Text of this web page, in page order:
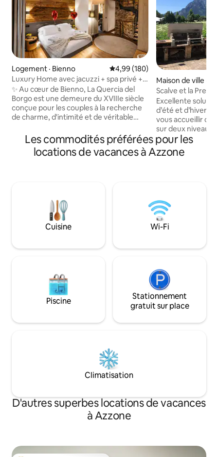
Logement · Bienno Note moyenne de 4,99 sur 5,
4,99 (180)
Luxury Home avec jacuzzi + spa privé +
vue sur les Alpes
✨ Au cœur de Bienno, La Quercia del
Borgo est une demeure du XVIIIe siècle
conçue pour les couples à la recherche
de charme, d'intimité et de véritable
le design accompagnent un spa privé
rien que pour toi avec un jacuzzi, un
sauna finlandais et une vue sur les Alpes.
panoramiques 📶 Wi-Fi rapide ❤️ Idéal
pour les anniversaires, les escapades
romantiques et les week-ends bien-être
dans un village authentique inoubliable.
Maison de ville ·
Scalve et la
Denise
Excellente
d’été et d’hiver.
vous accueillir
sur deux niveaux
magnifique sur la
massif de la
dans une rue
Premier étage :
balcons
compris le jardin,
les box privés. Code CIR : 016243-CNI-
Les commodités préférées pour les
locations de vacances à Azzone
Cuisine Wi-Fi
Piscine
Stationnement
gratuit sur place
Climatisation
D'autres superbes locations de vacances
à Azzone